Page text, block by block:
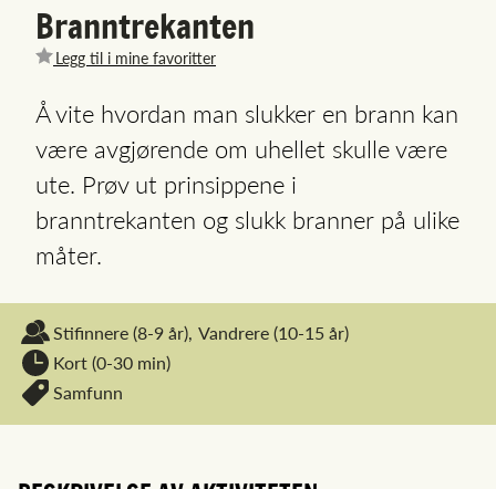
Branntrekanten
Legg til i mine favoritter
Å vite hvordan man slukker en brann kan
være avgjørende om uhellet skulle være
ute. Prøv ut prinsippene i
branntrekanten og slukk branner på ulike
måter.
Stifinnere(8-9 år), Vandrere(10-15 år)
Kort (0-30 min)
Samfunn